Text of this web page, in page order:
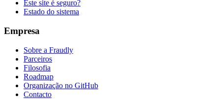
Este site é seguro?
Estado do sistema
Empresa
Sobre a Fraudly
Parceiros
Filosofia
Roadmap
Organização no GitHub
Contacto